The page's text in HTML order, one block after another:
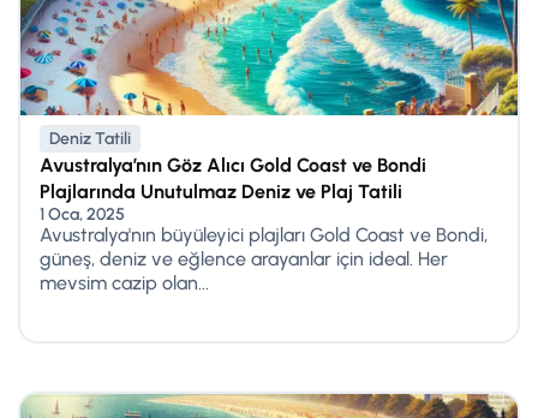
Deniz Tatili
Avustralya’nın Göz Alıcı Gold Coast ve Bondi
Plajlarında Unutulmaz Deniz ve Plaj Tatili
1 Oca, 2025
Avustralya'nın büyüleyici plajları Gold Coast ve Bondi,
güneş, deniz ve eğlence arayanlar için ideal. Her
mevsim cazip olan...